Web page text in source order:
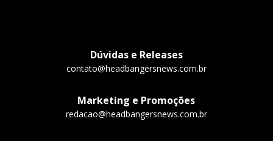
Dúvidas e Releases
contato@headbangersnews.com.br
Marketing e Promoções
redacao@headbangersnews.com.br